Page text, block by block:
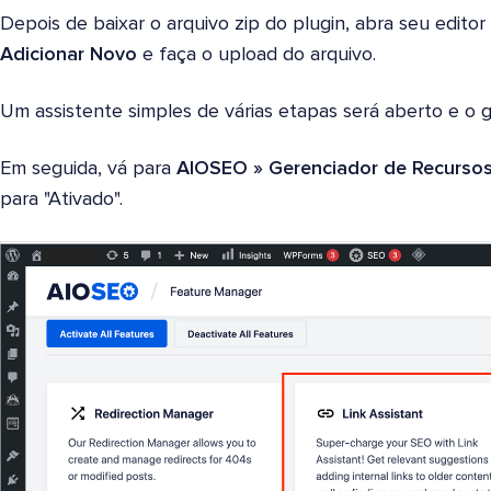
Depois de baixar o arquivo zip do plugin, abra seu
Adicionar Novo e faça o upload do arquivo.
Um assistente simples de várias etapas será aberto e o
Em seguida, vá para AIOSEO » Gerenciador de
para "Ativado".